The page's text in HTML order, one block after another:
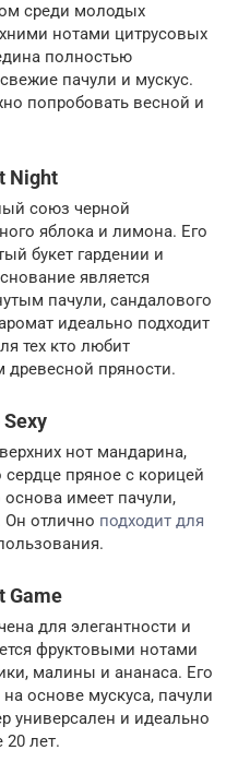
среди молодых
нотами цитрусовых
полностью
пачули и мускус.
попробовать весной и
Night
союз черной
яблока и лимона. Его
букет гардении и
является
пачули, сандалового
идеально подходит
тех кто любит
древесной пряности.
нот мандарина,
пряное с корицей
основа имеет пачули,
Он отлично подходит для
Game
для элегантности и
фруктовыми нотами
малины и ананаса. Его
основе мускуса, пачули
универсален и идеально
лет.